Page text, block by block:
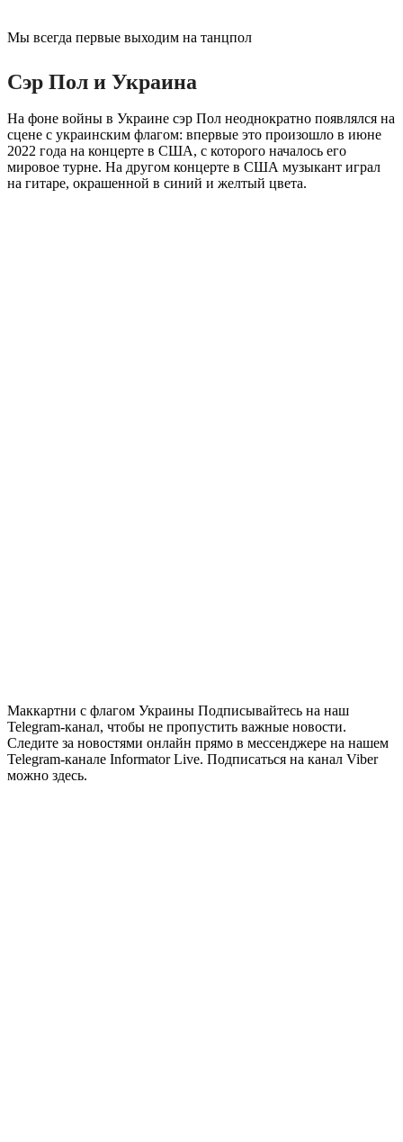
Мы всегда первые выходим на танцпол
Сэр Пол и Украина
На фоне войны в Украине сэр Пол неоднократно появлялся на
сцене с украинским флагом: впервые это произошло в июне
2022 года на концерте в США, с которого началось его
мировое турне. На другом концерте в США музыкант играл
на гитаре, окрашенной в синий и желтый цвета.
Маккартни с флагом Украины Подписывайтесь на наш
Telegram-канал, чтобы не пропустить важные новости.
Следите за новостями онлайн прямо в мессенджере на нашем
Telegram-канале Informator Live. Подписаться на канал Viber
можно здесь.